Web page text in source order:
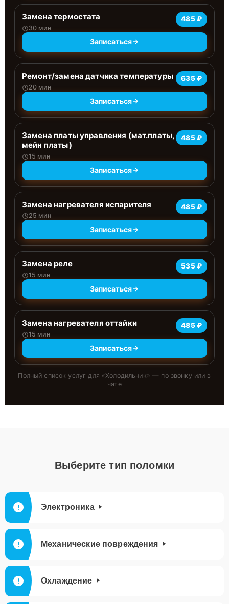
Замена термостата
30 мин
485 ₽
Записаться
Ремонт/замена датчика температуры
20 мин
635 ₽
Записаться
Замена платы управления (мат.платы,
мейн платы)
15 мин
485 ₽
Записаться
Замена нагревателя испарителя
25 мин
485 ₽
Записаться
Замена реле
15 мин
535 ₽
Записаться
Замена нагревателя оттайки
15 мин
485 ₽
Записаться
Полный список услуг для «Холодильник» — по звонку или в
чате
Выберите тип поломки
Электроника
Механические повреждения
Охлаждение